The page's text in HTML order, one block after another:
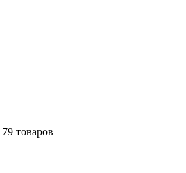
79 товаров